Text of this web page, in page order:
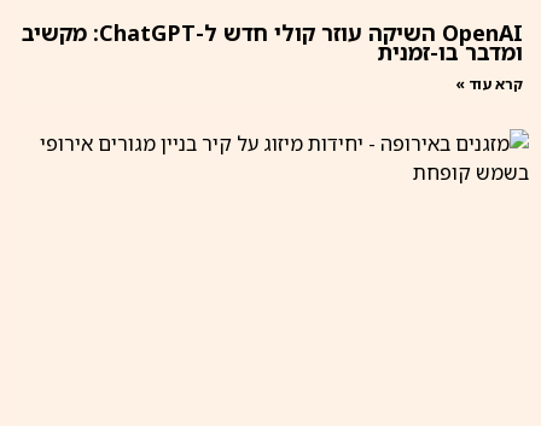
OpenAI השיקה עוזר קולי חדש ל-ChatGPT: מקשיב
ומדבר בו-זמנית
קרא עוד »